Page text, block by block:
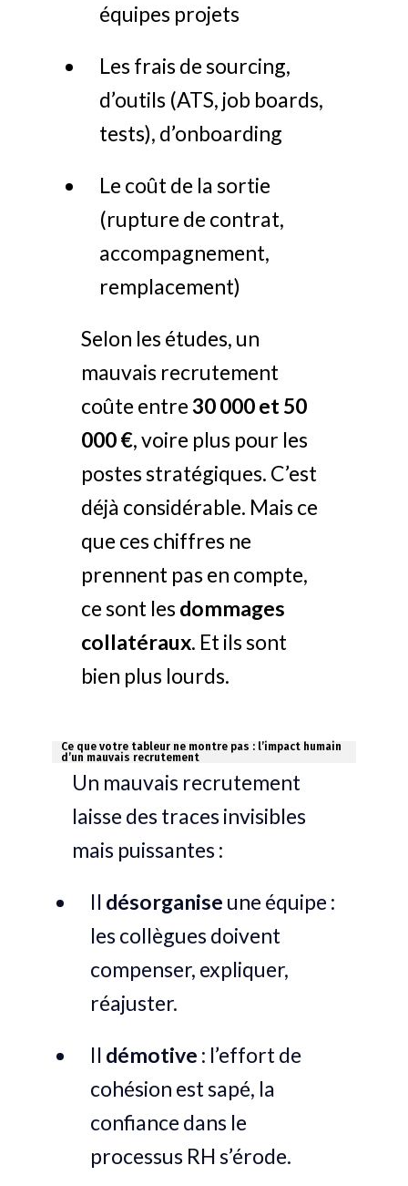
équipes projets
Les frais de sourcing,
d’outils (ATS, job boards,
tests), d’onboarding
Le coût de la sortie
(rupture de contrat,
accompagnement,
remplacement)
Selon les études, un
mauvais recrutement
coûte entre30 000 et 50
000 €, voire plus pour les
postes stratégiques. C’est
déjà considérable. Mais ce
que ces chiffres ne
prennent pas en compte,
ce sont les dommages
collatéraux. Et ils sont
bien plus lourds.
Ce que votre tableur ne montre pas : l’impact humain
d’un mauvais recrutement
Un mauvais recrutement
laisse des traces invisibles
mais puissantes :
Il désorganise une équipe :
les collègues doivent
compenser, expliquer,
réajuster.
Il démotive : l’effort de
cohésion est sapé, la
confiance dans le
processus RH s’érode.